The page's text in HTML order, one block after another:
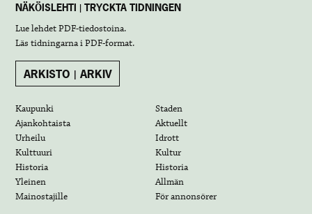
NÄKÖISLEHTI | TRYCKTA TIDNINGEN
Lue lehdetPDF-tiedostoina.
Läs tidningarna iPDF-format.
ARKISTO | ARKIV
Kaupunki
Staden
Ajankohtaista
Aktuellt
Urheilu
Idrott
Kulttuuri
Kultur
Historia
Historia
Yleinen
Allmän
Mainostajille
För annonsörer